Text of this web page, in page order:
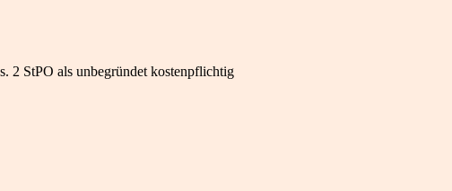
2 StPO als unbegründet kostenpflichtig